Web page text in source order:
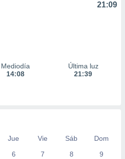
21:09
Mediodía
14:08
Última luz
21:39
Jue Vie Sáb
Dom
6
7 8 9